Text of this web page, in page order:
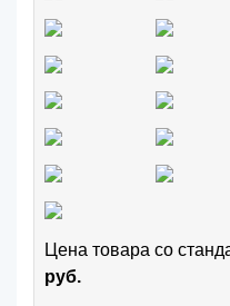
Цена товара cо
руб.